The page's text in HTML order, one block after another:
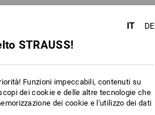
Logoservice
IT DE
STRAUSS!
Funzioni impeccabili, contenuti su
dei cookie e delle altre tecnologie che
dei cookie e l'utilizzo dei dati